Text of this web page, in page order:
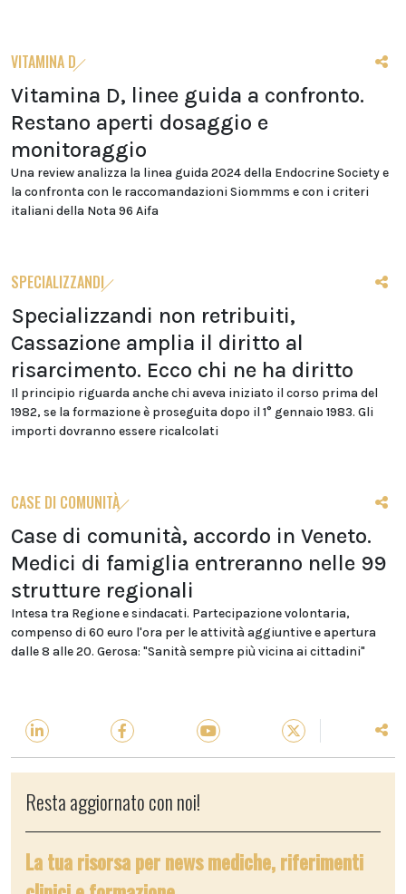
VITAMINA D
Vitamina D, linee guida a confronto.
Restano aperti dosaggio e
monitoraggio
Una review analizza la linea guida 2024 della Endocrine Society e
la confronta con le raccomandazioni Siommms e con i criteri
italiani della Nota 96 Aifa
SPECIALIZZANDI
Specializzandi non retribuiti,
Cassazione amplia il diritto al
risarcimento. Ecco chi ne ha diritto
Il principio riguarda anche chi aveva iniziato il corso prima del
1982, se la formazione è proseguita dopo il 1° gennaio 1983. Gli
importi dovranno essere ricalcolati
CASE DI COMUNITÀ
Case di comunità, accordo in Veneto.
Medici di famiglia entreranno nelle 99
strutture regionali
Intesa tra Regione e sindacati. Partecipazione volontaria,
compenso di 60 euro l'ora per le attività aggiuntive e apertura
dalle 8 alle 20. Gerosa: "Sanità sempre più vicina ai cittadini"
Resta aggiornato con noi!
La tua risorsa per news mediche, riferimenti